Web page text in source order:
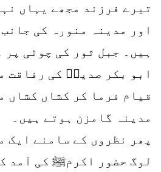
تیرے فرزند مجھے یہاں
اور مدینہ منورہ کی
ہیں۔ جبل ثور کی چوٹی
ابو بکر صدیقؓ کی رفاقت
قیام فرما کر کشاں کشاں
مدینہ گامزن ہوتے ہیں۔
پھر نظروں کے سامنے ایک
لوگ حضور اکرمﷺ کی آمد